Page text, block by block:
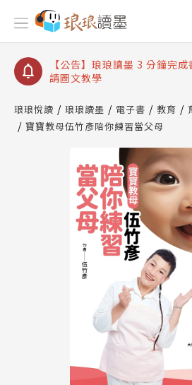
【公告】琅琅讀墨數位閱讀資
【公告】琅琅讀墨書櫃開通常
【公告】琅琅讀墨 3 分鐘完
請圖文教學
查詢
【公告】琅琅讀墨數位閱讀資
琅琅悅讀 琅琅讀墨 電子書 教育
寶寶教母伍竹彥陪你練習當父母